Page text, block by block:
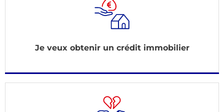
Je veux obtenir un crédit immobilier